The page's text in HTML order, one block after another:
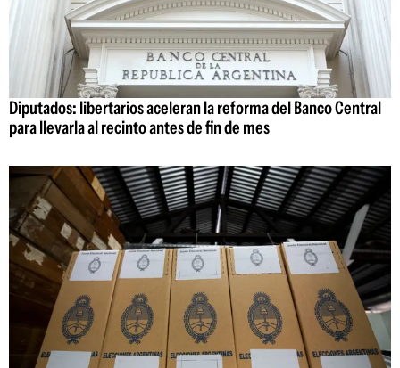
Diputados: libertarios aceleran la reforma del Banco Central
para llevarla al recinto antes de fin de mes